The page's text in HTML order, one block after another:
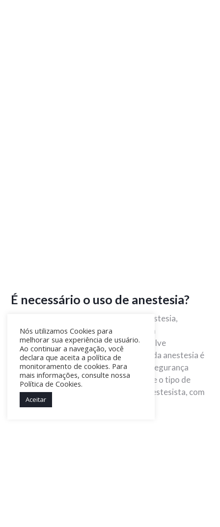
É necessário o uso de anestesia?
Sim, essa é uma cirurgia que requer anestesia,
geralmente anestesia geral. Como é um
procedimento mais delicado e que envolve
manipulação da estrutura óssea, o uso da anestesia é
fundamental para garantir conforto e segurança
durante toda a cirurgia. A decisão sobre o tipo de
anestesia é feita em conjunto com o anestesista, com
base na avaliação clínica da paciente.
Nós utilizamos Cookies para
melhorar sua experiência de usuário.
Ao continuar a navegação, você
declara que aceita a política de
monitoramento de cookies. Para
mais informações, consulte nossa
Política de Cookies.
Aceitar